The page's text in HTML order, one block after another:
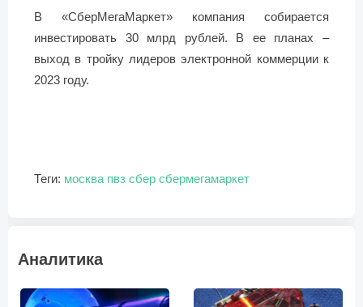
В «СберМегаМаркет» компания собирается
инвестировать 30 млрд рублей. В ее планах –
выход в тройку лидеров электронной коммерции к
2023 году.
Теги: москва пвз сбер сбермегамаркет
Аналитика